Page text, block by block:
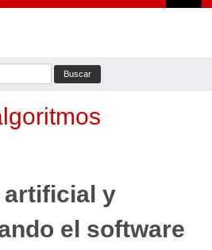
artificial y
el software